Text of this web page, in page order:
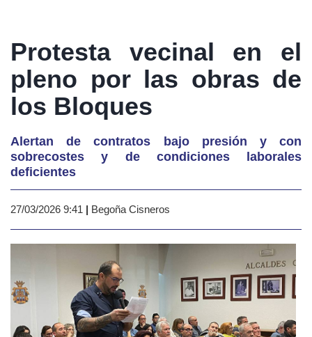
Protesta vecinal en el
pleno por las obras de
los Bloques
Alertan de contratos bajo presión y con
sobrecostes y de condiciones laborales
deficientes
27/03/2026 9:41 | Begoña Cisneros